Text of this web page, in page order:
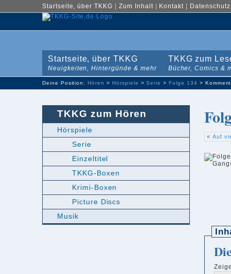
Startseite, über TKKG Zum Inhalt| Kontakt Datenschutz
Startseite, über TKKG
Neuigkeiten, Hintergünde & mehr
TKKG zum
Bücher, Comics &
Deine Position:Hören > Hörspiele >Serie >Folge 134 >
« Auf
TKKG zum Hören
Hörspiele
Serie
Einzeltitel
TKKG-Boxen
Krimi-Boxen
Picture Discs
Musik